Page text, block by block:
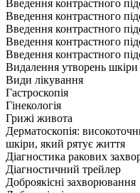
Введення контрастного
Введення контрастного
Введення контрастного
Введення контрастного
Введення контрастного
Видалення утворень
Види лікування
Гастроскопія
Гінекологія
Грижі живота
Дерматоскопія:
шкіри, який рятує життя
Діагностика ракових
Діагностичний трейлер
Доброякісні захворювання